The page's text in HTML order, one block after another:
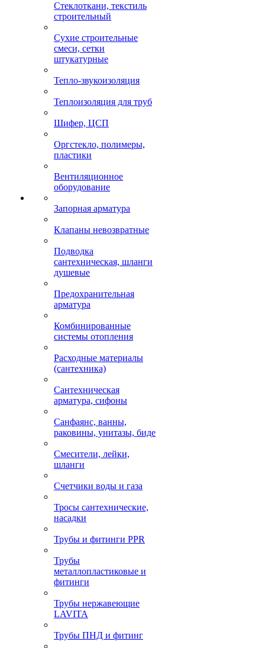
Стеклоткани, текстиль
строительный
Сухие строительные
смеси, сетки
штукатурные
Тепло-звукоизоляция
Теплоизоляция для труб
Шифер, ЦСП
Оргстекло, полимеры,
пластики
Вентиляционное
оборудование
Запорная арматура
Клапаны невозвратные
Подводка
сантехническая, шланги
душевые
Предохранительная
арматура
Комбинированные
системы отопления
Расходные материалы
(сантехника)
Сантехническая
арматура, сифоны
Санфаянс, ванны,
раковины, унитазы, биде
Смесители, лейки,
шланги
Счетчики воды и газа
Тросы сантехнические,
насадки
Трубы и фитинги PPR
Трубы
металлопластиковые и
фитинги
Трубы нержавеющие
LAVITA
Трубы ПНД и фитинг